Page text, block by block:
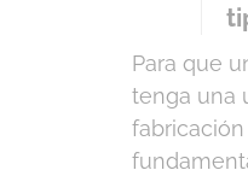
Para que
tenga una